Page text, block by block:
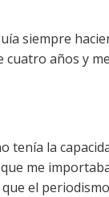
siempre
cuatro años y
tenía la
me
el